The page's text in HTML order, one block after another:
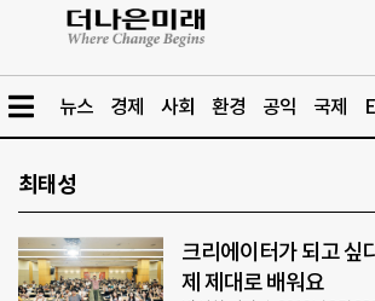
뉴스 경제 사회 환경 공익 국제
최태성
크리에이터가 되고 싶
제 제대로 배워요